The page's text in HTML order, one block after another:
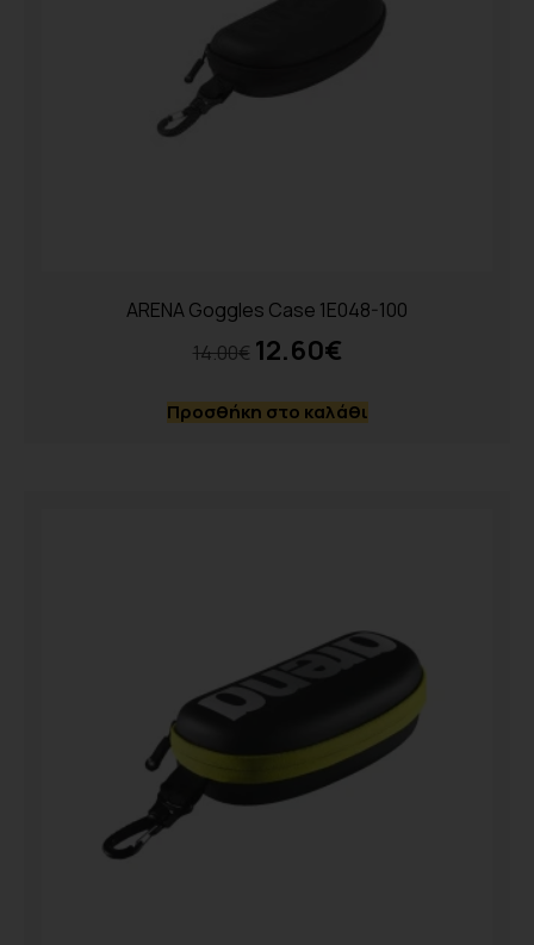
ARENA Goggles Case 1E048-100
14.00€ 12.60€
Προσθήκη στο καλάθι